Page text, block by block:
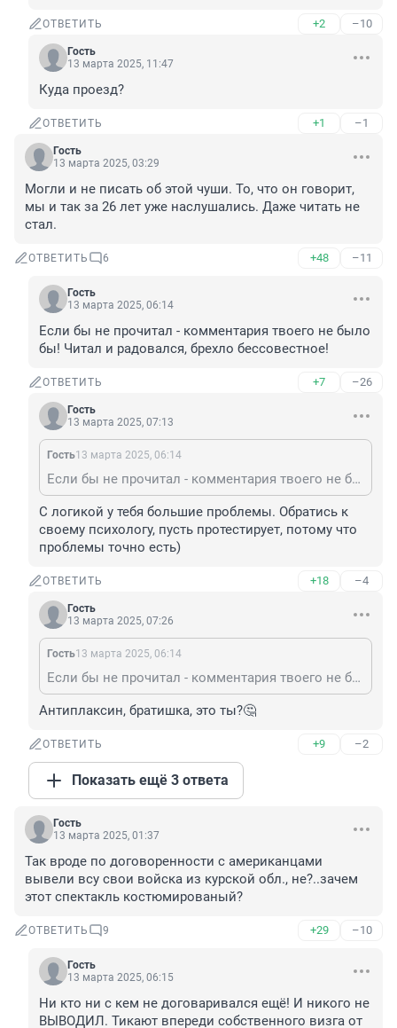
ОТВЕТИТЬ +2 –10
Гость
13 марта 2025, 11:47
Куда проезд?
ОТВЕТИТЬ +1 –1
Гость
13 марта 2025, 03:29
Могли и не писать об этой чуши. То, что он говорит,
мы и так за 26 лет уже наслушались. Даже читать не
стал.
ОТВЕТИТЬ 6 +48 –11
Гость
13 марта 2025, 06:14
Если бы не прочитал - комментария твоего не было
бы! Читал и радовался, брехло бессовестное!
ОТВЕТИТЬ +7 –26
Гость
13 марта 2025, 07:13
Гость13 марта 2025, 06:14
Если бы не прочитал - комментария твоего не было бы! Читал и радовался, брехло бессовестное!
С логикой у тебя большие проблемы. Обратись к
своему психологу, пусть протестирует, потому что
проблемы точно есть)
ОТВЕТИТЬ +18 –4
Гость
13 марта 2025, 07:26
Гость13 марта 2025, 06:14
Если бы не прочитал - комментария твоего не было бы! Читал и радовался, брехло бессовестное!
Антиплаксин, братишка, это ты?🤔
ОТВЕТИТЬ +9 –2
Показать ещё 3 ответа
Гость
13 марта 2025, 01:37
Так вроде по договоренности с американцами
вывели всу свои войска из курской обл., не?..зачем
этот спектакль костюмированый?
ОТВЕТИТЬ 9 +29 –10
Гость
13 марта 2025, 06:15
Ни кто ни с кем не договаривался ещё! И никого не
ВЫВОДИЛ. Тикают впереди собственного визга от